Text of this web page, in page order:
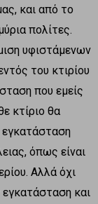
και από το
πολίτες.
υφιστάμενων
του κτιρίου
που εμείς
κτίριο θα
εγκατάσταση
όπως είναι
Αλλά όχι
εγκατάσταση και